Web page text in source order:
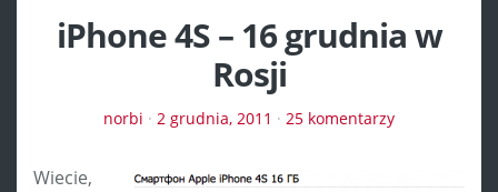
iPhone 4S – 16 grudnia w
Rosji
norbi · 2 grudnia, 2011 · 25 komentarzy
Wiecie,